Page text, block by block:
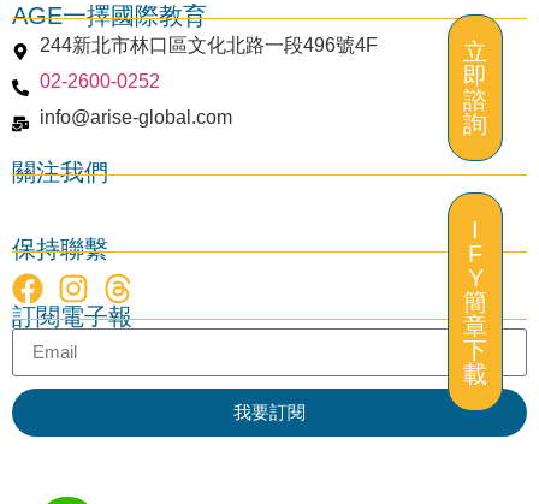
立
即
諮
詢
AGE一擇國際教育
244新北市林口區文化北路一段496號4F
02-2600-0252
info@arise-global.com
關注我們
保持聯繫
訂閱電子報
我要訂閱
立
即
諮
詢
I
F
Y
簡
章
下
載